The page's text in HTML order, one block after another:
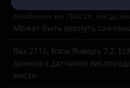
ЗАЗ
УАЗ
особенно на трассе, когда
Может быть вернуть
Ваз 2115, блок Январь 7.2,
данных с датчиков
месте.